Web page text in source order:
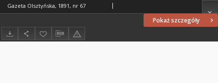
Pokaż szczegóły
Gazeta Olsztyńska, 1891, nr 67